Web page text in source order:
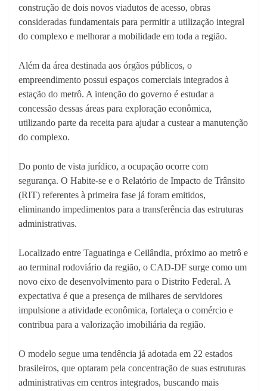
construção de dois novos viadutos de acesso, obras
consideradas fundamentais para permitir a utilização integral
do complexo e melhorar a mobilidade em toda a região.
Além da área destinada aos órgãos públicos, o
empreendimento possui espaços comerciais integrados à
estação do metrô. A intenção do governo é estudar a
concessão dessas áreas para exploração econômica,
utilizando parte da receita para ajudar a custear a manutenção
do complexo.
Do ponto de vista jurídico, a ocupação ocorre com
segurança. O Habite-se e o Relatório de Impacto de Trânsito
(RIT) referentes à primeira fase já foram emitidos,
eliminando impedimentos para a transferência das estruturas
administrativas.
Localizado entre Taguatinga e Ceilândia, próximo ao metrô e
ao terminal rodoviário da região, o CAD-DF surge como um
novo eixo de desenvolvimento para o Distrito Federal. A
expectativa é que a presença de milhares de servidores
impulsione a atividade econômica, fortaleça o comércio e
contribua para a valorização imobiliária da região.
O modelo segue uma tendência já adotada em 22 estados
brasileiros, que optaram pela concentração de suas estruturas
administrativas em centros integrados, buscando mais